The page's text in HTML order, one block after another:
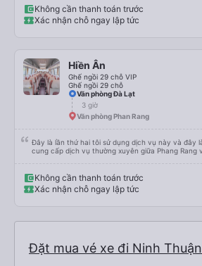
đến khi đến nơi - đều suôn sẻ và không gặp rắc
ty này và chắc chắn sẽ chọn Trọng Thủy Travel
thiệu!
Không cần thanh toán trước
Xác nhận chỗ ngay lập tức
Hiền Ân
Ghế ngồi 29 chỗ VIP
Ghế ngồi 29 chỗ
Văn phòng Đà Lạt
3 giờ
Văn phòng Phan Rang
Đây là lần thứ hai tôi sử dụng dịch vụ này và đây
cung cấp dịch vụ thường xuyên giữa Phang Rang
Không cần thanh toán trước
Xác nhận chỗ ngay lập tức
Đặt mua vé xe đi Ninh